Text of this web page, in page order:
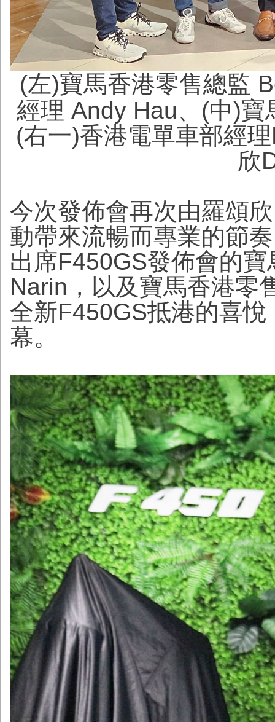
(左)寶馬香港零售總監
經理 Andy Hau、(中)
(右一)香港電單車部經
欣
今次發佈會再次由羅頌
動帶來流暢而專業的節
出席F450GS發佈會的
Narin，以及寶馬香港零
全新F450GS抵港的喜
幕。